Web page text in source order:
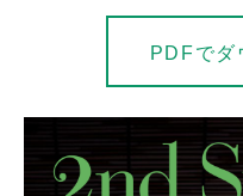
PDFでダ